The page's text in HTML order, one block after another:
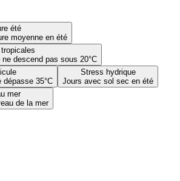
été
moyenne en été
descend pas sous 20°C
dépasse 35°C
Stress hydrique
Jours avec sol sec en été
mer
de la mer